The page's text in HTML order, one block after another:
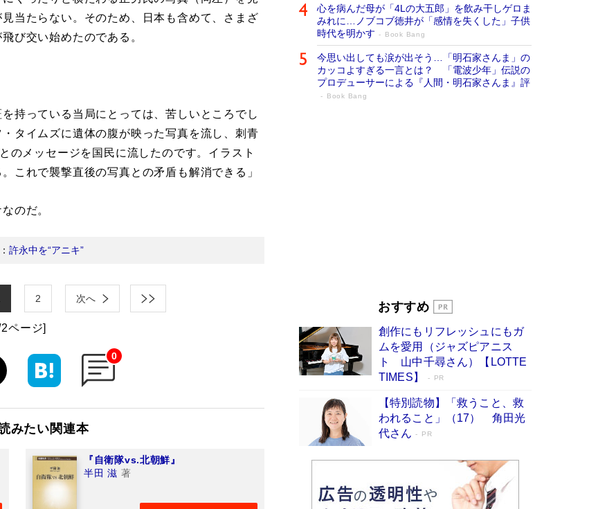
当たらない。そのため、日本も含めて、さまざ
び交い始めたのである。
持っている当局にとっては、苦しいところでし
タイムズに遺体の腹が映った写真を流し、刺青
のメッセージを国民に流したのです。イラスト
これで襲撃直後の写真との矛盾も解消できる」
のだ。
許永中を“アニキ”
2 次へ
ページ]
0
みたい関連本
『自衛隊vs.北朝鮮』
半田 滋 著
心を病んだ母が「4Lの大五郎」を飲み干しゲロま
みれに…ノブコブ徳井が「感情を失くした」子供
時代を明かす
Book Bang
今思い出しても涙が出そう…「明石家さんま」の
カッコよすぎる一言とは？ 「電波少年」伝説の
プロデューサーによる『人間・明石家さんま』評
Book Bang
俳優・高嶋政伸が家族に教わった“人を育てるコ
東野圭吾、伊坂幸太郎の人気シリーズ最新作どち
らも文庫化 映画化された直木賞受賞作もランク
イン［文庫ベストセラー］
Book Bang
おすすめ
創作にもリフレッシュにもガ
ムを愛用（ジャズピアニス
ト 山中千尋さん）【LOTTE
TIMES】
PR
【特別読物】「救うこと、救
われること」（17） 角田光
代さん
PR